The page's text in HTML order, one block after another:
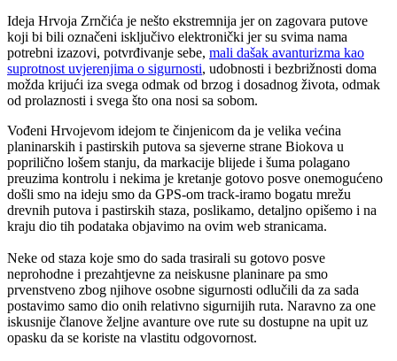
Ideja Hrvoja Zrnčića je nešto ekstremnija jer on zagovara putove
koji bi bili označeni isključivo elektronički jer su svima nama
potrebni izazovi, potvrđivanje sebe, mali dašak avanturizma kao
suprotnost uvjerenjima o sigurnosti, udobnosti i bezbrižnosti doma
možda krijući iza svega odmak od brzog i dosadnog života, odmak
od prolaznosti i svega što ona nosi sa sobom.
Vođeni Hrvojevom idejom te činjenicom da je velika većina
planinarskih i pastirskih putova sa sjeverne strane Biokova u
poprilično lošem stanju, da markacije blijede i šuma polagano
preuzima kontrolu i nekima je kretanje gotovo posve onemogućeno
došli smo na ideju smo da GPS-om track-iramo bogatu mrežu
drevnih putova i pastirskih staza, poslikamo, detaljno opišemo i na
kraju dio tih podataka objavimo na ovim web stranicama.
Neke od staza koje smo do sada trasirali su gotovo posve
neprohodne i prezahtjevne za neiskusne planinare pa smo
prvenstveno zbog njihove osobne sigurnosti odlučili da za sada
postavimo samo dio onih relativno sigurnijih ruta. Naravno za one
iskusnije članove željne avanture ove rute su dostupne na upit uz
opasku da se koriste na vlastitu odgovornost.